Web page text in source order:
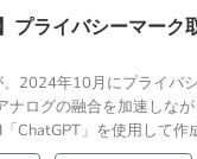
プライバシーマーク
2024年10月にプライバ
ログの融合を加速しな
ChatGPT」を使用して作